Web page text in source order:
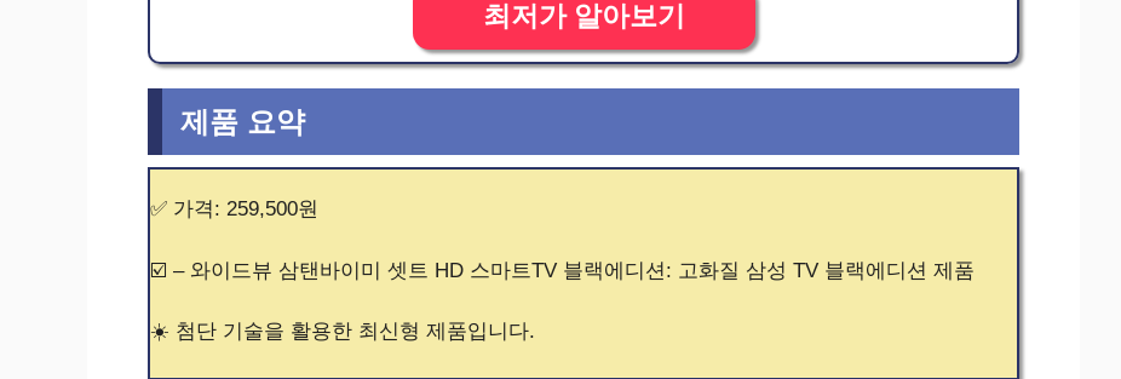
최저가 알아보기
제품 요약
✅ 가격: 259,500원
☑️ – 와이드뷰 삼탠바이미 셋트 HD 스마트TV 블랙에디션: 고화질 삼성 TV 블랙에디션 제품
☀️ 첨단 기술을 활용한 최신형 제품입니다.